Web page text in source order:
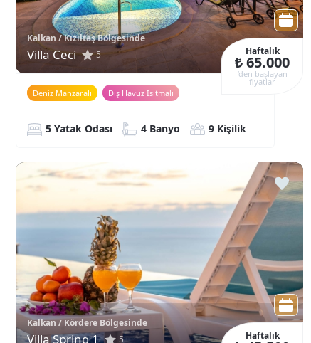
Kalkan / Kızıltaş Bölgesinde
Villa Ceci 5 Haftalık
₺ 65.000
‘den başlayan
fiyatlar
Deniz Manzaralı
Dış Havuz Isıtmalı
5 Yatak Odası 4 Banyo 9 Kişilik
Kalkan / Kördere Bölgesinde
Villa Spring 1 5 Haftalık